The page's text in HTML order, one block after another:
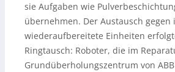
sie Aufgaben wie
übernehmen. Der Austausch gegen
wiederaufbereitete Einheiten
Ringtausch: Roboter, die im
Grundüberholungszentrum von